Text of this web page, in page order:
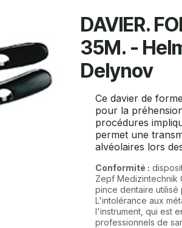
DAVIER.
35M. -
Delynov
Ce davier de
pour la
procédures
permet une
alvéolaires lors
Conformité :
Zepf Medizintechnik
pince dentaire utilisé
L'intolérance aux
l'instrument, qui est
professionnels de